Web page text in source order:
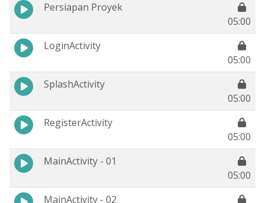
Persiapan Proyek
05:00
LoginActivity
05:00
SplashActivity
05:00
RegisterActivity
05:00
MainActivity - 01
05:00
MainActivity - 02